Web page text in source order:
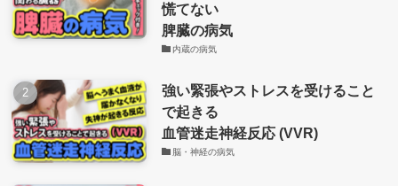
慌てない
脾臓の病気
内蔵の病気
強い緊張やストレスを受けること
で起きる
血管迷走神経反応 (VVR)
脳・神経の病気